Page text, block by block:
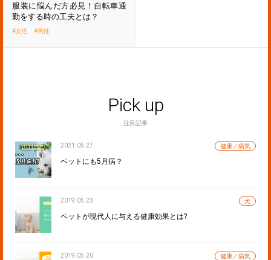
服装に悩んだ方必見！自転車通
勤をする時の工夫とは？
女性 男性
Pick up
注目記事
2021.05.27 健康／病気
ペットにも5月病？
2019.05.23 犬
ペットが現代人に与える健康効果とは?
2019.05.20 健康／病気